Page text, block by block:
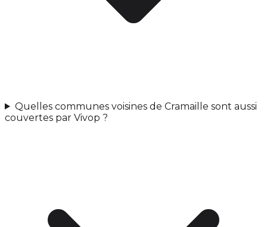
Quelles communes voisines de Cramaille sont aussi
couvertes par Vivop ?